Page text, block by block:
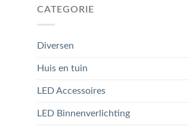
CATEGORIE
Diversen
Huis en tuin
LED Accessoires
LED Binnenverlichting